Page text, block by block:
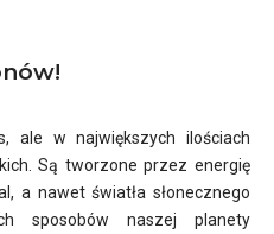
ale w największych ilościach
Są tworzone przez energię
a nawet światła słonecznego
sposobów naszej planety